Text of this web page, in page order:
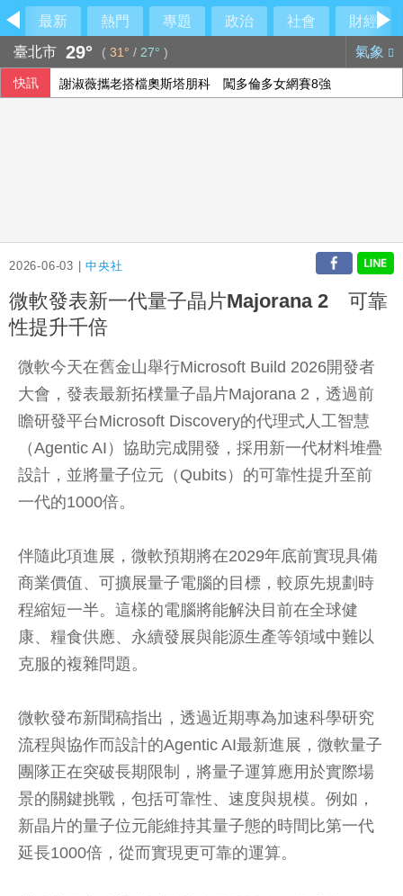
最新 熱門 專題 政治 社會
財經
臺北市 29° ( 31° / 27° ) 氣象
快訊 謝淑薇攜老搭檔奧斯塔朋科 闖多倫多女網賽8強
2026-06-03 |中央社
微軟發表新一代量子晶片Majorana 2 可靠
性提升千倍
微軟今天在舊金山舉行Microsoft Build 2026開發者
大會，發表最新拓樸量子晶片Majorana 2，透過前
瞻研發平台Microsoft Discovery的代理式人工智慧
（Agentic AI）協助完成開發，採用新一代材料堆疊
設計，並將量子位元（Qubits）的可靠性提升至前
一代的1000倍。
伴隨此項進展，微軟預期將在2029年底前實現具備
商業價值、可擴展量子電腦的目標，較原先規劃時
程縮短一半。這樣的電腦將能解決目前在全球健
康、糧食供應、永續發展與能源生產等領域中難以
克服的複雜問題。
微軟發布新聞稿指出，透過近期專為加速科學研究
流程與協作而設計的Agentic AI最新進展，微軟量子
團隊正在突破長期限制，將量子運算應用於實際場
景的關鍵挑戰，包括可靠性、速度與規模。例如，
新晶片的量子位元能維持其量子態的時間比第一代
延長1000倍，從而實現更可靠的運算。